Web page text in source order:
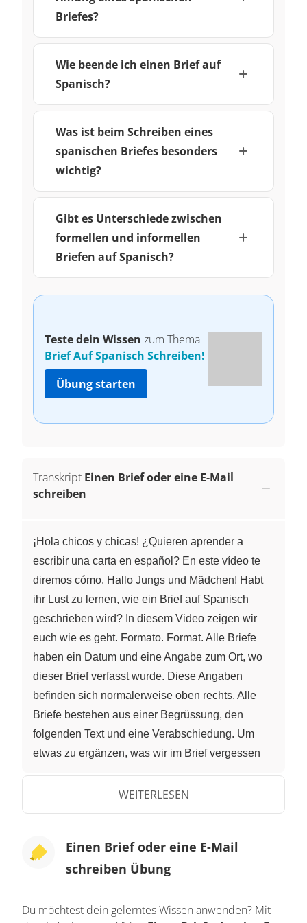
Briefes?
Wie beende ich einen Brief auf
Spanisch?
Was ist beim Schreiben eines
spanischen Briefes besonders
wichtig?
Gibt es Unterschiede zwischen
formellen und informellen
Briefen auf Spanisch?
Teste dein Wissen zum Thema
Brief Auf Spanisch Schreiben!
Übung starten
Transkript Einen Brief oder eine E-Mail
schreiben
¡Hola chicos y chicas! ¿Quieren aprender a
escribir una carta en español? En este vídeo te
diremos cómo. Hallo Jungs und Mädchen! Habt
ihr Lust zu lernen, wie ein Brief auf Spanisch
geschrieben wird? In diesem Video zeigen wir
euch wie es geht. Formato. Format. Alle Briefe
haben ein Datum und eine Angabe zum Ort, wo
dieser Brief verfasst wurde. Diese Angaben
befinden sich normalerweise oben rechts. Alle
Briefe bestehen aus einer Begrüssung, den
folgenden Text und eine Verabschiedung. Um
etwas zu ergänzen, was wir im Brief vergessen
Grossbuchstaben mit folgenden Doppelpunkt
angehängt. Ejemplo. Beispiel. Aquí tienes un
Beispiel für ein Brief auf Spanisch. El 19 de
agosto de 2011. Palma, Mallorca. Querida Sara:
vacaciones en Mallorca disfrutando de la playa.
WEITERLESEN
Einen Brief oder eine E-Mail
schreiben Übung
Du möchtest dein gelerntes Wissen anwenden? Mit